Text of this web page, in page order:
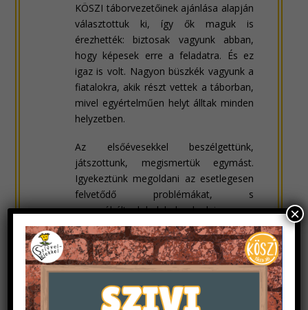
KÖSZI táborvezetőinek ajánlása alapján
választottuk ki, így ők maguk is
érezhették: biztosak vagyunk abban,
hogy képesek erre a feladatra. És ez
igaz is volt. Nagyon büszkék vagyunk a
fiatalokra, akik részt vettek a táborban,
mivel egyértelműen helyt álltak minden
helyzetben.
Az elsőévesekkel beszélgettünk,
játszottunk, megismertük egymást.
Igyekeztünk megoldani az esetlegesen
felvetődő problémákat, s
megpróbáltunk belehelyezkedni egy-egy
megoldandó szituációba.
A másodévesek már sok, önállóan
végzendő feladatot is kaptak.
Megfigyelték az egyes programokat,
kupaktanácsokat, a napi témák kreatív
×